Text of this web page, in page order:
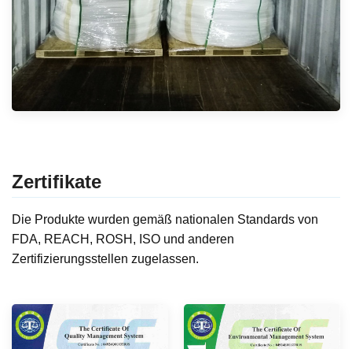
Zertifikate
Die Produkte wurden gemäß nationalen Standards von
FDA, REACH, ROSH, ISO und anderen
Zertifizierungsstellen zugelassen.